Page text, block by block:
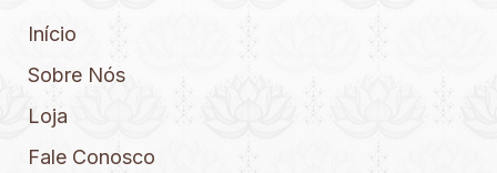
Início
Sobre Nós
Loja
Fale Conosco